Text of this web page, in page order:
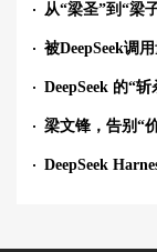
从“梁圣”到“梁
被DeepSeek调
DeepSeek 的“
梁文锋，告别“
DeepSeek